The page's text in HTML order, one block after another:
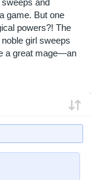
and
game. But one
powers?! The
girl sweeps
a great mage—an